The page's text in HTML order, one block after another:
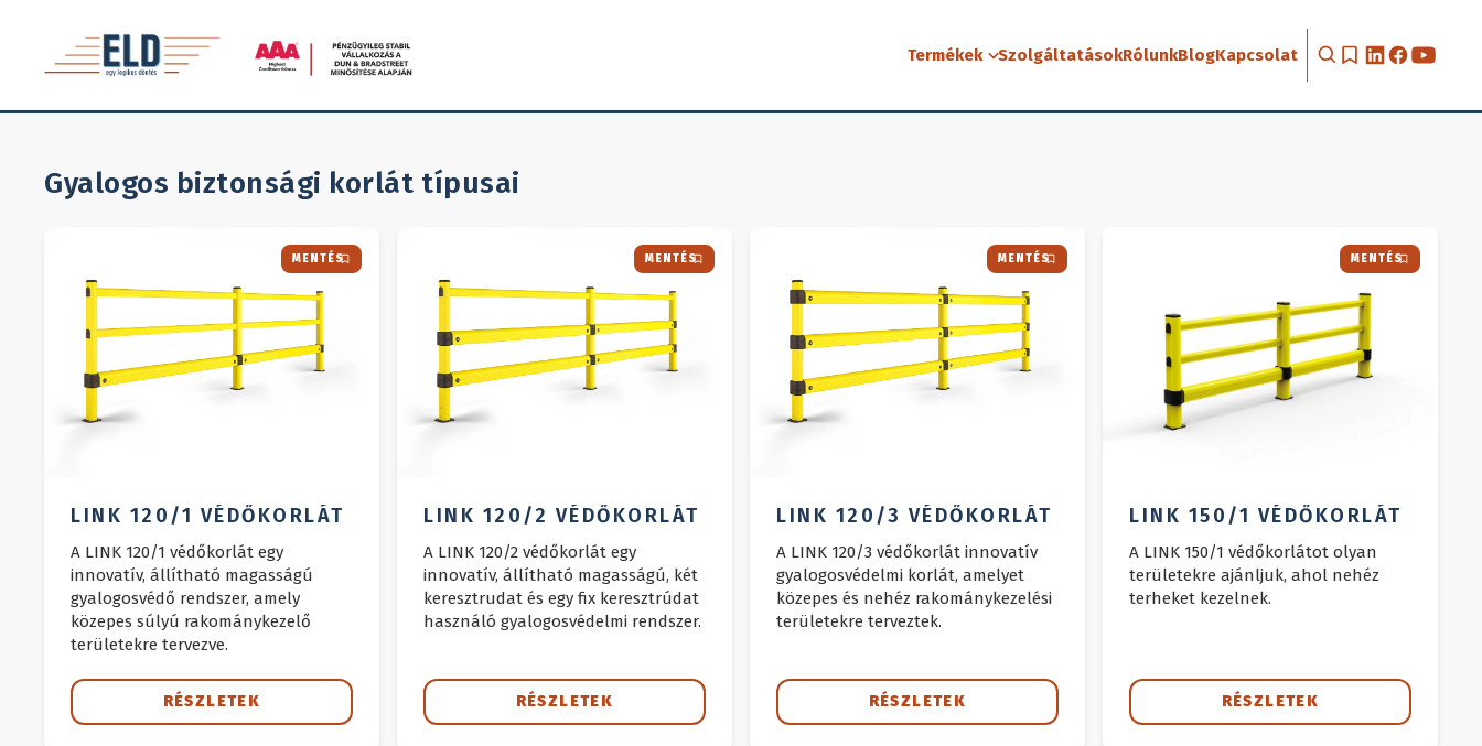
Termékek SzolgáltatásokRólunkBlogKapcsolat
Gyalogos biztonsági korlát típusai
MENTÉS
LINK 120/1 VÉDŐKORLÁT
A LINK 120/1 védőkorlát egy
innovatív, állítható magasságú
gyalogosvédő rendszer, amely
közepes súlyú rakománykezelő
területekre tervezve.
RÉSZLETEK
MENTÉS
LINK 120/2 VÉDŐKORLÁT
A LINK 120/2 védőkorlát egy
innovatív, állítható magasságú, két
keresztrudat és egy fix keresztrúdat
használó gyalogosvédelmi rendszer.
RÉSZLETEK
MENTÉS
LINK 120/3 VÉDŐKORLÁT
A LINK 120/3 védőkorlát innovatív
gyalogosvédelmi korlát, amelyet
közepes és nehéz rakománykezelési
területekre terveztek.
RÉSZLETEK
MENTÉS
LINK 150/1 VÉDŐKORLÁT
A LINK 150/1 védőkorlátot olyan
területekre ajánljuk, ahol nehéz
terheket kezelnek.
RÉSZLETEK